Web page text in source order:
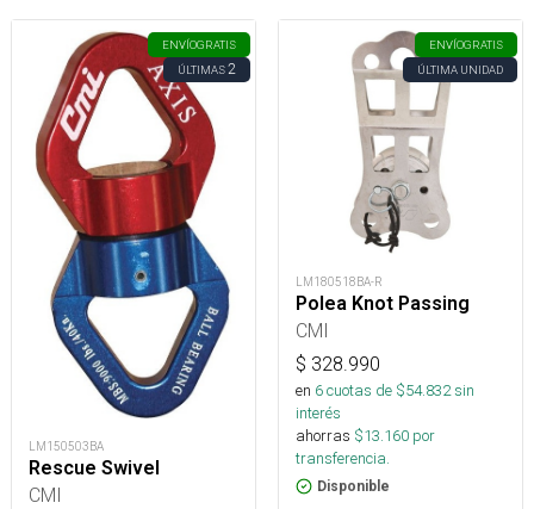
ENVÍOGRATIS
ÚLTIMAS2
LM150503BA
Rescue Swivel
CMI
ENVÍOGRATIS
ÚLTIMA UNIDAD
LM180518BA-R
Polea Knot Passing
CMI
$ 328.990
en 6cuotas de $54.832sin
interés
ahorras $13.160 por
transferencia.
Disponible